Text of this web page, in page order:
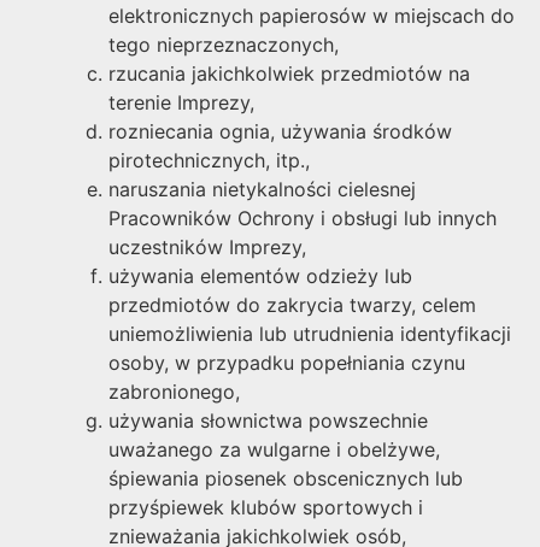
elektronicznych papierosów w miejscach do
tego nieprzeznaczonych,
rzucania jakichkolwiek przedmiotów na
terenie Imprezy,
rozniecania ognia, używania środków
pirotechnicznych, itp.,
naruszania nietykalności cielesnej
Pracowników Ochrony i obsługi lub innych
uczestników Imprezy,
używania elementów odzieży lub
przedmiotów do zakrycia twarzy, celem
uniemożliwienia lub utrudnienia identyfikacji
osoby, w przypadku popełniania czynu
zabronionego,
używania słownictwa powszechnie
uważanego za wulgarne i obelżywe,
śpiewania piosenek obscenicznych lub
przyśpiewek klubów sportowych i
znieważania jakichkolwiek osób,